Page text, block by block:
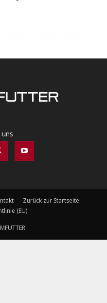
uns
Zurück zur Startseite
(EU)